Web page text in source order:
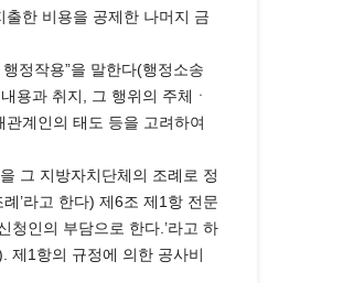
한 비용을 공제한 나머지 금
정작용”을 말한다(행정소송
용과 취지, 그 행위의 주체ㆍ
계인의 태도 등을 고려하여
그 지방자치단체의 조례로 정
’라고 한다) 제6조 제1항 전문
청인의 부담으로 한다.’라고 하
제1항의 규정에 의한 공사비